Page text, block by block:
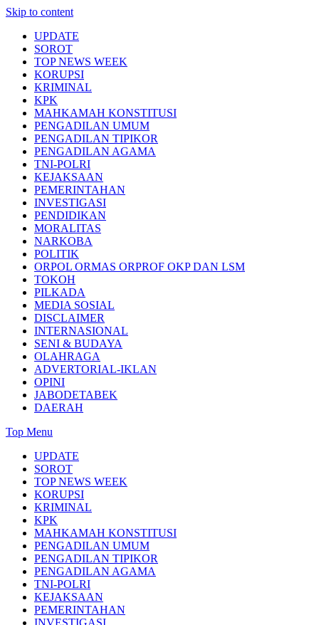
Skip to content
UPDATE
SOROT
TOP NEWS WEEK
KORUPSI
KRIMINAL
KPK
MAHKAMAH KONSTITUSI
PENGADILAN UMUM
PENGADILAN TIPIKOR
PENGADILAN AGAMA
TNI-POLRI
KEJAKSAAN
PEMERINTAHAN
INVESTIGASI
PENDIDIKAN
MORALITAS
NARKOBA
POLITIK
ORPOL ORMAS ORPROF OKP DAN LSM
TOKOH
PILKADA
MEDIA SOSIAL
DISCLAIMER
INTERNASIONAL
SENI & BUDAYA
OLAHRAGA
ADVERTORIAL-IKLAN
OPINI
JABODETABEK
DAERAH
Top Menu
UPDATE
SOROT
TOP NEWS WEEK
KORUPSI
KRIMINAL
KPK
MAHKAMAH KONSTITUSI
PENGADILAN UMUM
PENGADILAN TIPIKOR
PENGADILAN AGAMA
TNI-POLRI
KEJAKSAAN
PEMERINTAHAN
INVESTIGASI